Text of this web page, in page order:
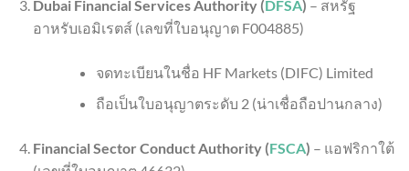
Dubai Financial Services Authority (DFSA) – สหรัฐ
อาหรับเอมิเรตส์ (เลขที่ใบอนุญาต F004885)
จดทะเบียนในชื่อ HF Markets (DIFC) Limited
ถือเป็นใบอนุญาตระดับ 2 (น่าเชื่อถือปานกลาง)
Financial Sector Conduct Authority (FSCA) – แอฟริกาใต้